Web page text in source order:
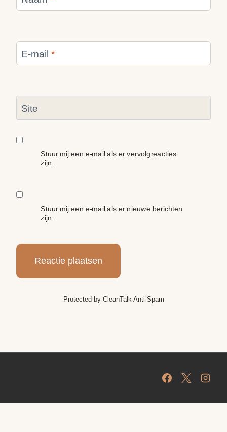
E-mail *
Site
Stuur mij een e-mail als er vervolgreacties
zijn.
Stuur mij een e-mail als er nieuwe berichten
zijn.
Protected by CleanTalk Anti-Spam